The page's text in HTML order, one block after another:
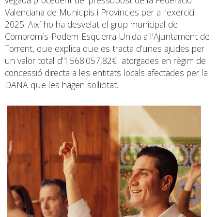
Valenciana de Municipis i Províncies per a l'exercici
2025. Així ho ha desvelat el grup municipal de
Compromís-Podem-Esquerra Unida a l’Ajuntament de
Torrent, que explica que es tracta d’unes ajudes per
un valor total d’1.568.057,82€ atorgades en règim de
concessió directa a les entitats locals afectades per la
DANA que les hagen sol·licitat.